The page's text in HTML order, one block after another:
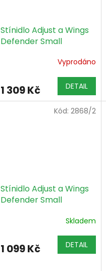
Stínidlo Adjust a Wings
Defender Small
Vyprodáno
1 309 Kč DETAIL
Stínidlo Adjust a Wings
Defender Small
Skladem
1 099 Kč DETAIL
Kód:2868/2